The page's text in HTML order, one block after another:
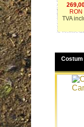
RON
TVA
Costum